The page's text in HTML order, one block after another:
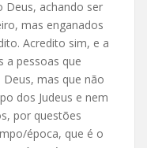
Deus, achando ser
mas enganados
Acredito sim, e a
a pessoas que
mas que não
dos Judeus e nem
por questões
época, que é o